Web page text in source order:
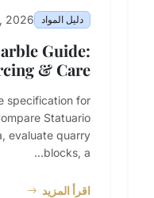
دليل المواد 2026
Guide:
& Care
specification for
Statuario
evaluate quarry
blocks, a...
اقرأ المزيد